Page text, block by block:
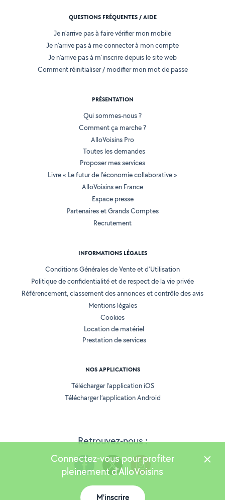
Retrouvez-nous :
QUESTIONS FRÉQUENTES / AIDE
Je n'arrive pas à faire vérifier mon mobile
Je n'arrive pas à me connecter à mon compte
Je n'arrive pas à m'inscrire depuis le site web
Comment réinitialiser / modifier mon mot de passe
PRÉSENTATION
Qui sommes-nous ?
Comment ça marche ?
AlloVoisins Pro
Toutes les demandes
Proposer mes services
Livre « Le futur de l'économie collaborative »
AlloVoisins en France
Espace presse
Partenaires et Grands Comptes
Recrutement
INFORMATIONS LÉGALES
Conditions Générales de Vente et d'Utilisation
Politique de confidentialité et de respect de la vie privée
Référencement, classement des annonces et contrôle des avis
Mentions légales
Cookies
Location de matériel
Prestation de services
NOS APPLICATIONS
Télécharger l’application iOS
Télécharger l’application Android
Version 25.5.3
Connectez-vous pour profiter
pleinement d'AlloVoisins
M'inscrire